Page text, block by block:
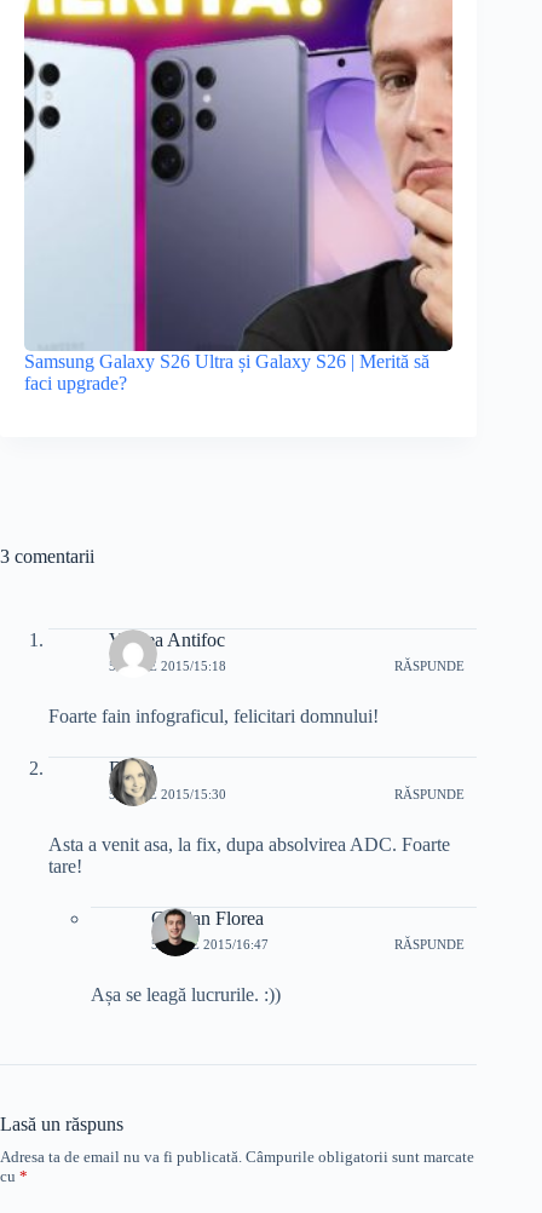
Samsung Galaxy S26 Ultra și Galaxy S26 | Merită să
faci upgrade?
3 comentarii
Vulpea Antifoc
5 IUNIE 2015/15:18 RĂSPUNDE
Foarte fain infograficul, felicitari domnului!
Diana
5 IUNIE 2015/15:30 RĂSPUNDE
Asta a venit asa, la fix, dupa absolvirea ADC. Foarte
tare!
Cristian Florea
5 IUNIE 2015/16:47 RĂSPUNDE
Așa se leagă lucrurile. :))
Lasă un răspuns
Adresa ta de email nu va fi publicată. Câmpurile obligatorii sunt marcate
cu *